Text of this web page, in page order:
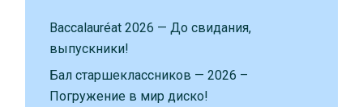
Baccalauréat 2026 — До свидания,
выпускники!
Бал старшеклассников — 2026 –
Погружение в мир диско!